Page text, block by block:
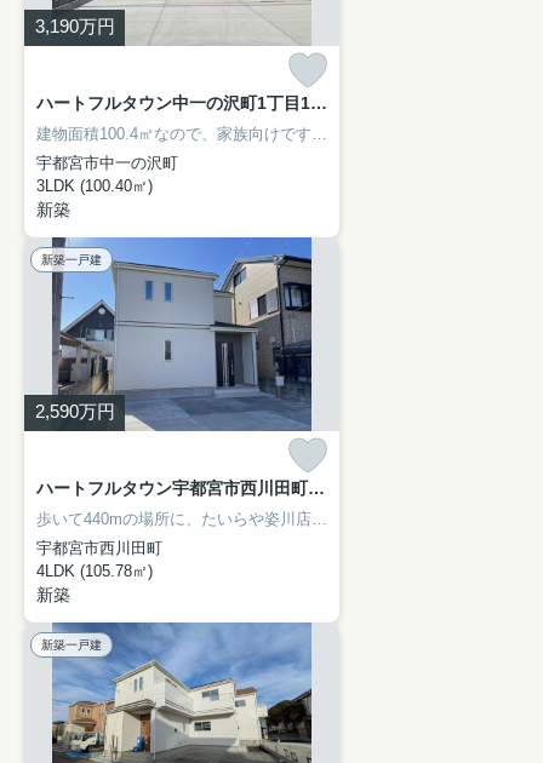
3,190万円
ハートフルタウン中一の沢町1丁目157番 新築一戸建て Ｂ号棟
建物面積100.4㎡なので、家族向けです。建設住宅性能評価付なので万一の時も専門機関が対応してくれます。洗濯物を浴室内で乾かせる浴室乾燥機が用意されている物件です。ベタ基礎による建築の為、床下からの嫌な湿気も気になりません。宇都宮市の東武宇都宮線東武宇都宮近くで一戸建てをお探しなら、当社にご連絡ください。お客様からのお問い合わせをスタッフ一同お待ちしております。
宇都宮市中一の沢町
3LDK (100.40㎡)
新築
新築一戸建
2,590万円
ハートフルタウン宇都宮市西川田町1000番 新築一戸建て A号棟
歩いて440mの場所に、たいらや姿川店があります。浴室乾燥機のあるお風呂場は洗濯物を干すときにも便利です。暮らしが快適になるように三面鏡付洗面化粧台を備え付けました。不動産を求める上で、何かご不明な点などございましたら、お気軽にご質問ください。不動産購入で失敗をしないためにも、気になることは全て解決しておきましょう。
宇都宮市西川田町
4LDK (105.78㎡)
新築
新築一戸建